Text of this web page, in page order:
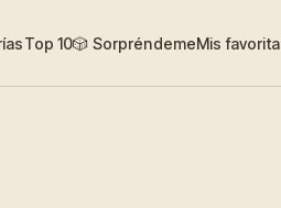
Top 10🎲 SorpréndemeMis